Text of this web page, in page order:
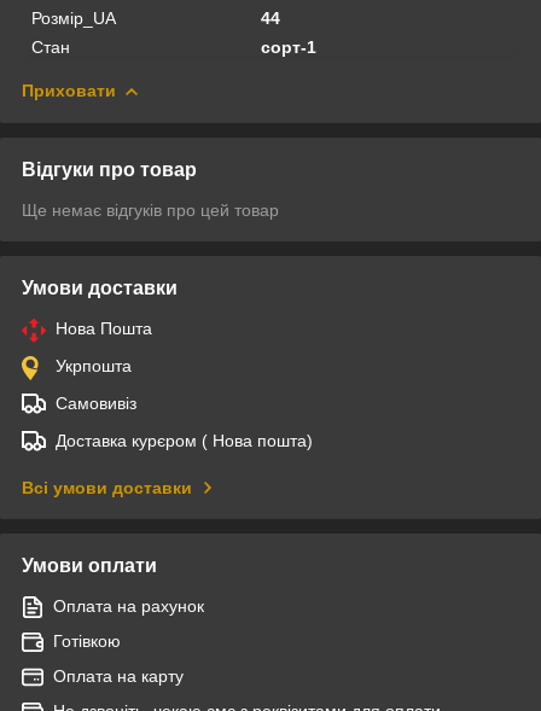
Розмір_UA
44
Стан
сорт-1
Приховати
Відгуки про товар
Ще немає відгуків про цей товар
Умови доставки
Нова Пошта
Укрпошта
Самовивіз
Доставка курєром ( Нова пошта)
Всі умови доставки
Умови оплати
Оплата на рахунок
Готівкою
Оплата на карту